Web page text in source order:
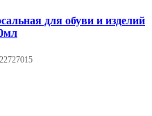
для обуви и изделий